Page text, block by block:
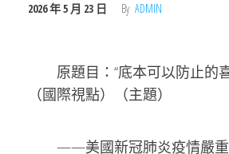
2026 年 5 月 23 日 By ADMIN
原題目：“底本可以防止的
（國際視點）（主題）
——美國新冠肺炎疫情嚴重